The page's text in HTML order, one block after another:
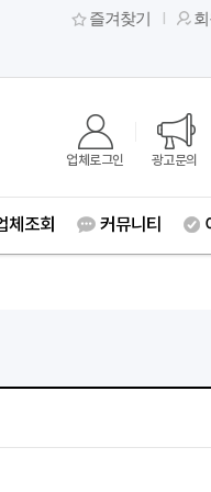
즐겨찾기
업체로그인 광고문의
체조회 커뮤니티